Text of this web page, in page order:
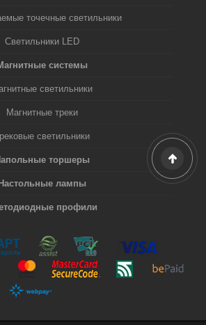
точечные светильники
Светильники LED
системы
светильники
Магнитные треки
светильники
торшеры
Настольные лампы
профили